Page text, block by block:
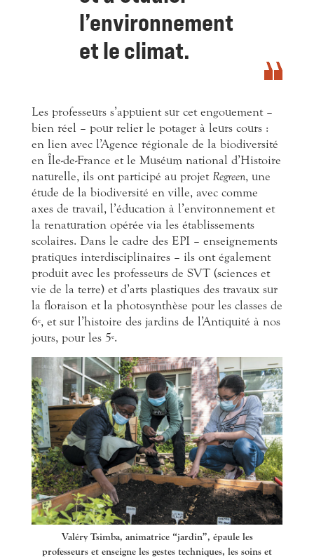
l’environnement
et le climat.
Les professeurs s’appuient sur cet engouement –
bien réel – pour relier le potager à leurs cours :
en lien avec l’Agence régionale de la biodiversité
en Île-de-France et le Muséum national d’Histoire
naturelle, ils ont participé au projet Regreen, une
étude de la biodiversité en ville, avec comme
axes de travail, l’éducation à l’environnement et
la renaturation opérée via les établissements
scolaires. Dans le cadre des EPI – enseignements
pratiques interdisciplinaires – ils ont également
produit avec les professeurs de SVT (sciences et
vie de la terre) et d’arts plastiques des travaux sur
la floraison et la photosynthèse pour les classes de
6e, et sur l’histoire des jardins de l’Antiquité à nos
jours, pour les 5e.
Valéry Tsimba, animatrice “jardin”, épaule les
professeurs et enseigne les gestes techniques, les soins et